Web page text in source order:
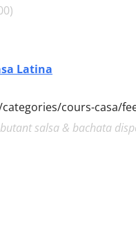
Latina
cours-casa/
salsa & bachata